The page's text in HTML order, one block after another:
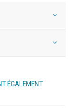
ÉGALEMENT